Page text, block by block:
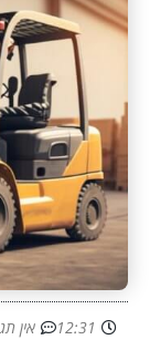
12:31 אין